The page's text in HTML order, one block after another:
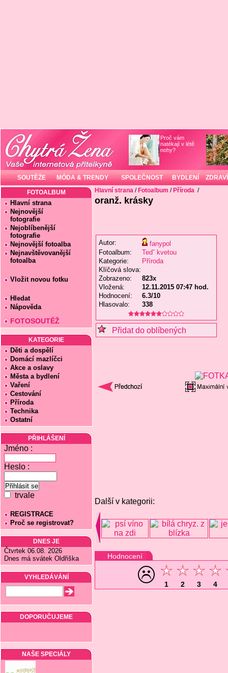
Proč vám
natékají v létě
nohy?
SOUTĚŽE MÓDA & TRENDY SPOLEČNOST BYDLENÍ ZDRAVÍ
FOTOALBUM
Hlavní strana
Nejnovější
fotografie
Nejoblíbenější
fotografie
Nejnovější fotoalba
Nejnavštěvovanější
fotoalba
Vložit novou fotku
Hledat
Nápověda
FOTOSOUTĚŽ
KATEGORIE
Děti a dospělí
Domácí mazlíčci
Akce a oslavy
Města a bydlení
Vaření
Cestování
Příroda
Technika
Ostatní
PŘIHLÁŠENÍ
Jméno :
Heslo :
trvale
REGISTRACE
Proč se registrovat?
DNES JE
Čtvrtek 06.08. 2026
Dnes má svátek Oldřiška
VYHLEDÁVÁNÍ
DOPORUČUJEME
NAŠE SPECIÁLY
Hlavní strana / Fotoalbum / Příroda /
oranž. krásky
Autor:
fanypol
Fotoalbum:
Tedˇ kvetou
Kategorie:
Příroda
Klíčová slova:
Zobrazeno:
823x
Vložená:
12.11.2015 07:47 hod.
Hodnocení:
6.3/10
Hlasovalo:
338
Přidat do oblíbených
Další v kategorii:
Hodnocení
1 2 3 4